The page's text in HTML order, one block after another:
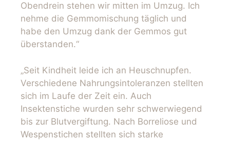
Obendrein stehen wir mitten im Umzug. Ich
nehme die Gemmomischung täglich und
habe den Umzug dank der Gemmos gut
überstanden.“
„Seit Kindheit leide ich an Heuschnupfen.
Verschiedene Nahrungsintoleranzen stellten
sich im Laufe der Zeit ein. Auch
Insektenstiche wurden sehr schwerwiegend
bis zur Blutvergiftung. Nach Borreliose und
Wespenstichen stellten sich starke